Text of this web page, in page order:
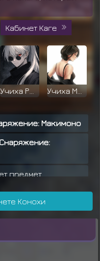
Кабинет Каге
Учиха Мияко
Мияби Нара Хьюга Хидейо
Макимоно
Снаряжение:
предмет
за миссию
C ранга
Конохи